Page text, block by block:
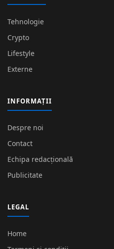
Tehnologie
Crypto
Lifestyle
Externe
INFORMAȚII
Despre noi
Contact
Echipa redacțională
Publicitate
LEGAL
Home